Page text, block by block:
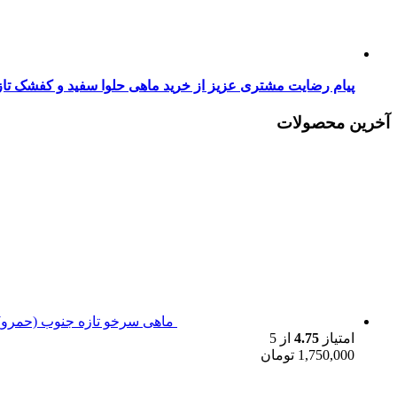
پیام رضایت مشتری عزیز از خرید ماهی حلوا سفید و کفشک
آخرین محصولات
ماهی سرخو تازه جنوب
امتیاز 4.75 از 5
1,750,000 تومان